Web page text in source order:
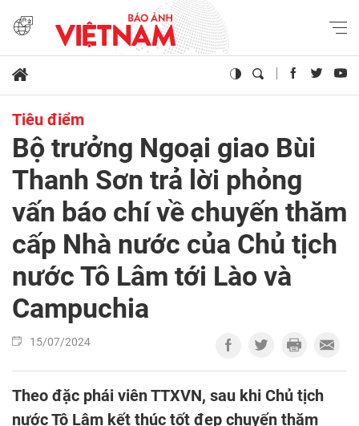
Tiêu điểm
Bộ trưởng Ngoại giao Bùi
Thanh Sơn trả lời phỏng
vấn báo chí về chuyến thăm
cấp Nhà nước của Chủ tịch
nước Tô Lâm tới Lào và
Campuchia
15/07/2024
Theo đặc phái viên TTXVN, sau khi Chủ tịch
nước Tô Lâm kết thúc tốt đẹp chuyến thăm